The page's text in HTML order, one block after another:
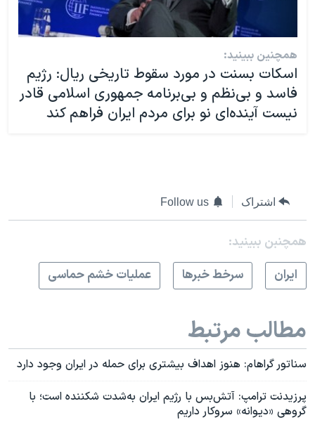
همچنین ببینید:
اسکات بسنت در مورد سقوط تاریخی ریال: رژیم
فاسد و بی‌نظم و بی‌برنامه جمهوری اسلامی قادر
نیست آینده‌ای نو برای مردم ایران فراهم کند
اشتراک Follow us
همچنبن ببینید:
ايران
سرخط خبرها عملیات خشم حماسی
مطالب مرتبط
سناتور گراهام: هنوز اهداف بیشتری برای حمله در ایران وجود دارد
پرزیدنت ترامپ: آتش‌بس با رژیم ایران به‌شدت شکننده است؛ با
گروهی «دیوانه» سروکار داریم